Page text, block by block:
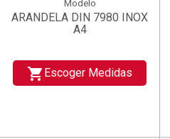
Modelo
ARANDELA DIN 7980 INOX
A4
shopping_cart Escoger Medidas